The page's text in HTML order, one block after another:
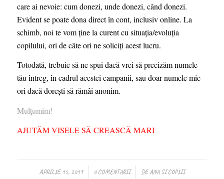
care ai nevoie: cum donezi, unde donezi, când donezi.
Evident se poate dona direct în cont, inclusiv online. La
schimb, noi te vom ține la curent cu situația/evoluția
copilului, ori de câte ori ne soliciți acest lucru.
Totodată, trebuie să ne spui dacă vrei să precizăm numele
tău întreg, în cadrul acestei campanii, sau doar numele mic
ori dacă dorești să rămâi anonim.
Mulțumim!
AJUTĂM VISELE SĂ CREASCĂ MARI
APRILIE 15, 2019
/ 0 COMENTARII
/ DEANA SI COPIII